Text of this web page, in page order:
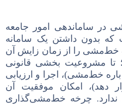
در ساماندهی امور جامعه
که بدون داشتن یک سامانه
خط‌مشی را از زمان زایش آن
تا مشروعیت بخشی قانونی
باره خط‌مشی)، اجرا و ارزیابی
دهد)، امکان موفقیت آن
چرخه خط‌مشی‌گذاری